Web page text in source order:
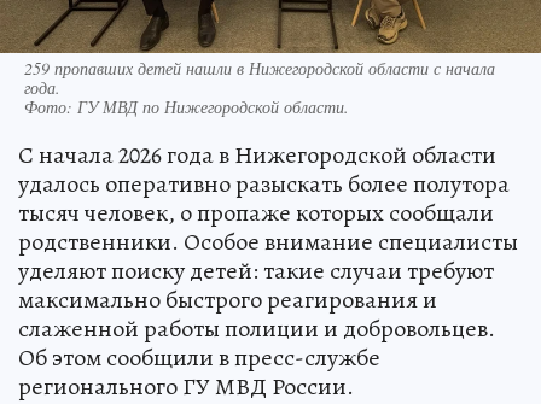
259 пропавших детей нашли в Нижегородской области с начала
года.
Фото: ГУ МВД по Нижегородской области.
С начала 2026 года в Нижегородской области
удалось оперативно разыскать более полутора
тысяч человек, о пропаже которых сообщали
родственники. Особое внимание специалисты
уделяют поиску детей: такие случаи требуют
максимально быстрого реагирования и
слаженной работы полиции и добровольцев.
Об этом сообщили в пресс-службе
регионального ГУ МВД России.